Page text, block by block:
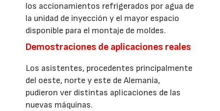
los accionamientos refrigerados por agua de
la unidad de inyección y el mayor espacio
disponible para el montaje de moldes.
Demostraciones de aplicaciones reales
Los asistentes, procedentes principalmente
del oeste, norte y este de Alemania,
pudieron ver distintas aplicaciones de las
nuevas máquinas.